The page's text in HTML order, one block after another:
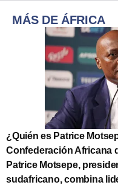
MÁS DE ÁFRICA
¿Quién es Patrice
Confederación Africana
Patrice Motsepe,
sudafricano, combina